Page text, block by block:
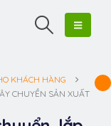
KHÁCH HÀNG
CHUYỀN SẢN XUẤT